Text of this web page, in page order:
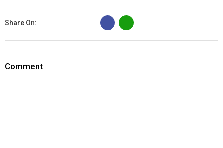
Share On:
B
Comment